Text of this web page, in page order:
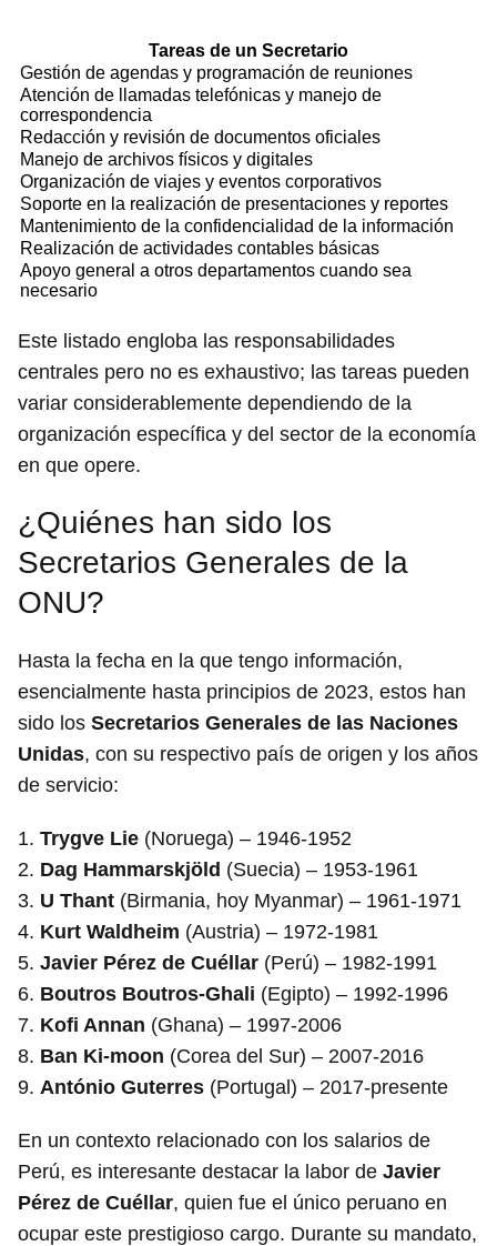
Tareas de un Secretario
Gestión de agendas y programación de reuniones
Atención de llamadas telefónicas y manejo de
correspondencia
Redacción y revisión de documentos oficiales
Manejo de archivos físicos y digitales
Organización de viajes y eventos corporativos
Soporte en la realización de presentaciones y reportes
Mantenimiento de la confidencialidad de la información
Realización de actividades contables básicas
Apoyo general a otros departamentos cuando sea
necesario
Este listado engloba las responsabilidades
centrales pero no es exhaustivo; las tareas pueden
variar considerablemente dependiendo de la
organización específica y del sector de la economía
en que opere.
¿Quiénes han sido los
Secretarios Generales de la
ONU?
Hasta la fecha en la que tengo información,
esencialmente hasta principios de 2023, estos han
sido los Secretarios Generales de las Naciones
Unidas, con su respectivo país de origen y los años
de servicio:
1. Trygve Lie (Noruega) – 1946-1952
2. Dag Hammarskjöld (Suecia) – 1953-1961
3. U Thant (Birmania, hoy Myanmar) – 1961-1971
4. Kurt Waldheim (Austria) – 1972-1981
5. Javier Pérez de Cuéllar (Perú) – 1982-1991
6. Boutros Boutros-Ghali (Egipto) – 1992-1996
7. Kofi Annan (Ghana) – 1997-2006
8. Ban Ki-moon (Corea del Sur) – 2007-2016
9. António Guterres (Portugal) – 2017-presente
En un contexto relacionado con los salarios de
Perú, es interesante destacar la labor de Javier
Pérez de Cuéllar, quien fue el único peruano en
ocupar este prestigioso cargo. Durante su mandato,